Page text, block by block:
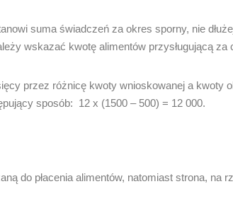
suma świadczeń za okres sporny, nie
wskazać kwotę alimentów przysługującą za
przez różnicę kwoty wnioskowanej a kwoty
sposób: 12 x (1500 – 500) = 12 000.
do płacenia alimentów, natomiast strona, na